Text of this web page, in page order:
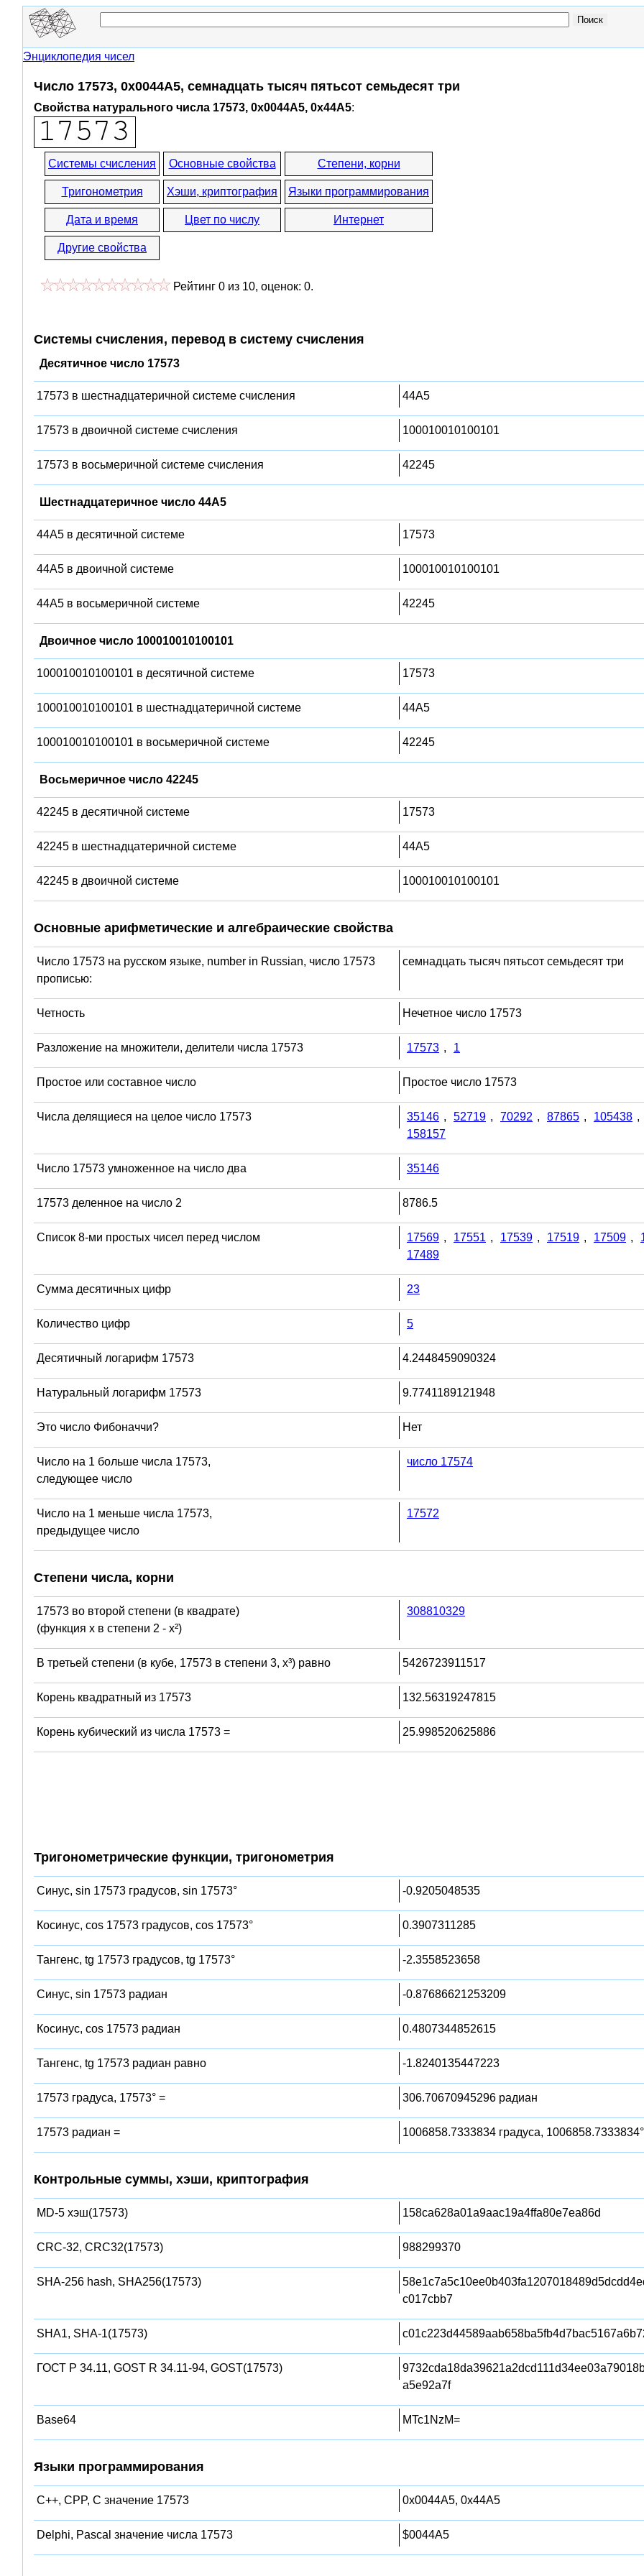
Энциклопедия чисел
Число 17573, 0x0044A5, семнадцать тысяч пятьсот семьдесят три
Свойства натурального числа 17573, 0x0044A5, 0x44A5:
Системы счисления Основные свойства Степени, корни
Тригонометрия Хэши, криптография Языки программирования
Дата и время Цвет по числу Интернет
Другие свойства
Рейтинг 0 из 10, оценок: 0.
Системы счисления, перевод в систему счисления
Десятичное число 17573
17573 в шестнадцатеричной системе счисления 44A5
17573 в двоичной системе счисления 100010010100101
17573 в восьмеричной системе счисления 42245
Шестнадцатеричное число 44A5
44A5 в десятичной системе 17573
44A5 в двоичной системе 100010010100101
44A5 в восьмеричной системе 42245
Двоичное число 100010010100101
100010010100101 в десятичной системе 17573
100010010100101 в шестнадцатеричной системе 44A5
100010010100101 в восьмеричной системе 42245
Восьмеричное число 42245
42245 в десятичной системе 17573
42245 в шестнадцатеричной системе 44A5
42245 в двоичной системе 100010010100101
Основные арифметические и алгебраические свойства
Число 17573 на русском языке, number in Russian, число 17573
прописью:
семнадцать тысяч пятьсот семьдесят три
Четность Нечетное число 17573
Разложение на множители, делители числа 17573 17573 , 1
Простое или составное число Простое число 17573
Числа делящиеся на целое число 17573 35146 , 52719 , 70292 , 87865 , 105438 ,
158157
Число 17573 умноженное на число два 35146
17573 деленное на число 2 8786.5
Список 8-ми простых чисел перед числом 17569 , 17551 , 17539 , 17519 , 17509 ,
17489
Сумма десятичных цифр 23
Количество цифр 5
Десятичный логарифм 17573 4.2448459090324
Натуральный логарифм 17573 9.7741189121948
Это число Фибоначчи? Нет
Число на 1 больше числа 17573,
следующее число
число 17574
Число на 1 меньше числа 17573,
предыдущее число
17572
Степени числа, корни
17573 во второй степени (в квадрате)
(функция x в степени 2 - x²)
308810329
В третьей степени (в кубе, 17573 в степени 3, x³) равно 5426723911517
Корень квадратный из 17573 132.56319247815
Корень кубический из числа 17573 = 25.998520625886
Тригонометрические функции, тригонометрия
Синус, sin 17573 градусов, sin 17573° -0.9205048535
Косинус, cos 17573 градусов, cos 17573° 0.3907311285
Тангенс, tg 17573 градусов, tg 17573° -2.3558523658
Синус, sin 17573 радиан -0.87686621253209
Косинус, cos 17573 радиан 0.4807344852615
Тангенс, tg 17573 радиан равно -1.8240135447223
17573 градуса, 17573° = 306.70670945296 радиан
17573 радиан = 1006858.7333834 градуса, 1006858.7333834°
Контрольные суммы, хэши, криптография
MD-5 хэш(17573) 158ca628a01a9aac19a4ffa80e7ea86d
CRC-32, CRC32(17573) 988299370
SHA-256 hash, SHA256(17573)
c017cbb7
SHA1, SHA-1(17573)
ГОСТ Р 34.11, GOST R 34.11-94, GOST(17573)
a5e92a7f
Base64 MTc1NzM=
Языки программирования
C++, CPP, C значение 17573 0x0044A5, 0x44A5
Delphi, Pascal значение числа 17573 $0044A5